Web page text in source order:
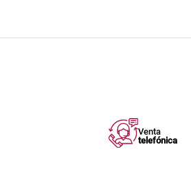
Venta
telefónica